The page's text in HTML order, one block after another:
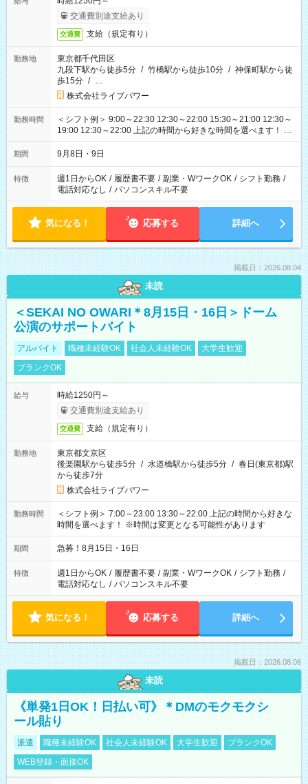
交通費別途支給あり
交通費 支給（規定有り）
勤務地
東京都千代田区
九段下駅から徒歩5分 / 竹橋駅から徒歩10分 / 神保町駅から徒
歩15分 / …
株式会社ライブパワー
勤務時間
＜シフト例＞ 9:00～22:30 12:30～22:00 15:30～21:00 12:30～
19:00 12:30～22:00 上記の時間から好きな時間を選べます！ ※
時間は変更となる可能性があります
期間 9月8日・9日
特徴 週1日からOK / 履歴書不要 / 副業・WワークOK / シフト勤務 /
電話対応なし / パソコンスキル不要
気になる！ 応募する 詳細へ
掲載日：2026.08.04
未読
＜SEKAI NO OWARI＊8月15日・16日＞ドーム
公演のサポートバイト
アルバイト 職種未経験OK 社会人未経験OK
大学生歓迎
ブランクOK
給与
時給1250円～
交通費別途支給あり
交通費 支給（規定有り）
勤務地
東京都文京区
後楽園駅から徒歩5分 / 水道橋駅から徒歩5分 / 春日(東京都)駅
から徒歩7分
株式会社ライブパワー
勤務時間
＜シフト例＞ 7:00～23:00 13:30～22:00 上記の時間から好きな
時間を選べます！ ※時間は変更となる可能性があります
期間 急募！8月15日・16日
特徴 週1日からOK / 履歴書不要 / 副業・WワークOK / シフト勤務 /
電話対応なし / パソコンスキル不要
気になる！ 応募する 詳細へ
掲載日：2026.08.06
未読
《単発1日OK！日払い可》＊DMのモクモクシ
ール貼り
派遣 職種未経験OK 社会人未経験OK 大学生歓迎
ブランクOK
WEB登録・面接OK